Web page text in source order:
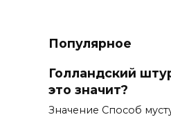
Популярное
Голландский
это значит?
Значение Способ